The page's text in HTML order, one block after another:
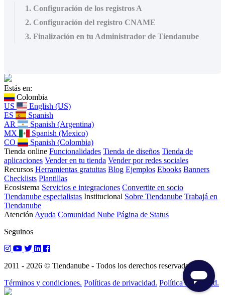
1. Configuración de los registros A
2. Configuración del registro CNAME
3. Finalización en tu Administrador de Tiendanube
Estás en:
Colombia
US
English (US)
ES
Spanish
AR
Spanish (Argentina)
MX
Spanish (Mexico)
CO
Spanish (Colombia)
Tienda online Funcionalidades Tienda de diseños Tienda de
aplicaciones Vender en tu tienda Vender por redes sociales
Recursos Herramientas gratuitas Blog Ejemplos Ebooks Banners
Checklists Plantillas
Ecosistema Servicios e integraciones Convertite en socio
Tiendanube especialistas Institucional Sobre Tiendanube Trabajá en
Tiendanube
Atención Ayuda Comunidad Nube Página de Status
Seguinos
2011 - 2026 © Tiendanube - Todos los derechos reservados.
Términos y condiciones. Políticas de privacidad. Política de calidad.